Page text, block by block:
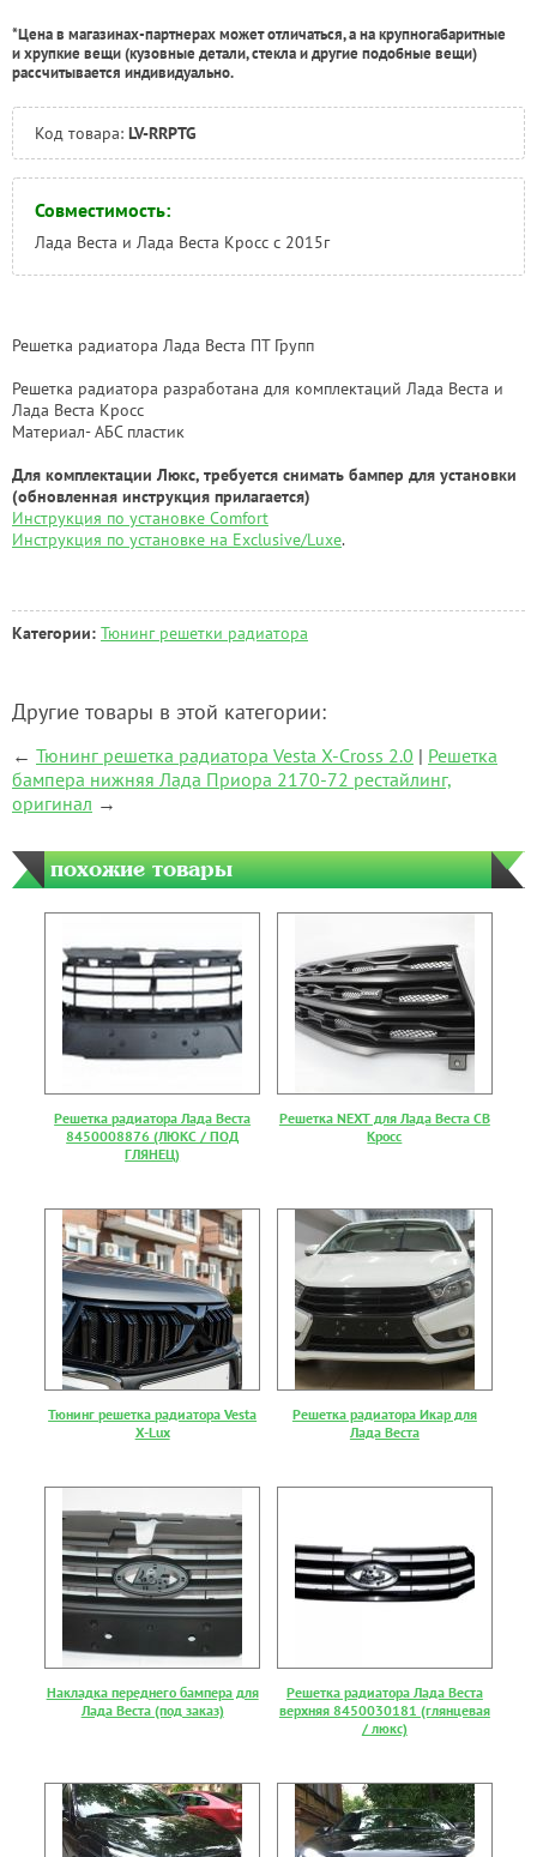
*Цена в магазинах-партнерах может отличаться, а на крупногабаритные
и хрупкие вещи (кузовные детали, стекла и другие подобные вещи)
рассчитывается индивидуально.
Код товара: LV-RRPTG
Совместимость:
Лада Веста и Лада Веста Кросс с 2015г
Решетка радиатора Лада Веста ПТ Групп
Решетка радиатора разработана для комплектаций Лада Веста и
Лада Веста Кросс
Материал- АБС пластик
Для комплектации Люкс, требуется снимать бампер для установки
(обновленная инструкция прилагается)
Инструкция по установке Comfort
Инструкция по установке на Exclusive/Luxe.
Категории: Тюнинг решетки радиатора
Другие товары в этой категории:
← Тюнинг решетка радиатора Vesta X-Cross 2.0 | Решетка
бампера нижняя Лада Приора 2170-72 рестайлинг,
оригинал →
похожие товары
Решетка радиатора Лада Веста
8450008876 (ЛЮКС / ПОД
ГЛЯНЕЦ)
Решетка NEXT для Лада Веста СВ
Кросс
Тюнинг решетка радиатора Vesta
X-Lux
Решетка радиатора Икар для
Лада Веста
Накладка переднего бампера для
Лада Веста (под заказ)
Решетка радиатора Лада Веста
верхняя 8450030181 (глянцевая
/ люкс)